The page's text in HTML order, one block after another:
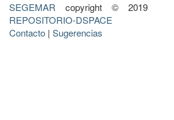
SEGEMAR copyright © 2019
REPOSITORIO-DSPACE
Contacto | Sugerencias